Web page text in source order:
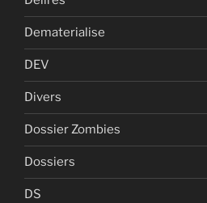
Dematerialise
DEV
Divers
Dossier Zombies
Dossiers
DS